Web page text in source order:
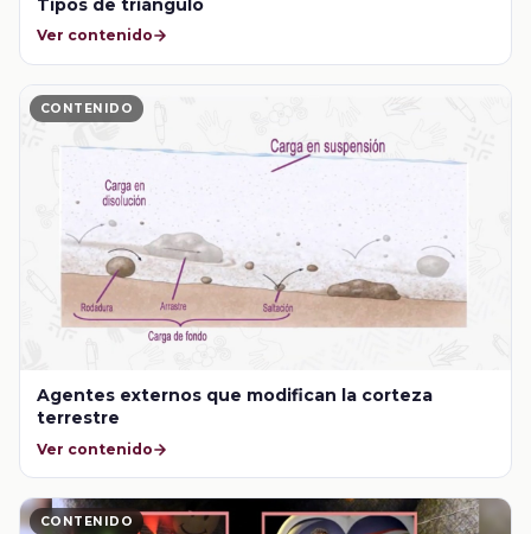
Tipos de triángulo
Ver contenido
CONTENIDO
Agentes externos que modifican la corteza
terrestre
Ver contenido
CONTENIDO